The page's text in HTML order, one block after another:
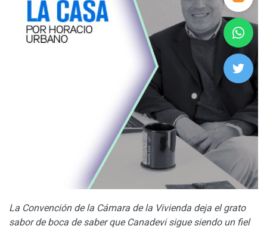
La Convención de la Cámara de la Vivienda deja el grato
sabor de boca de saber que Canadevi sigue siendo un fiel